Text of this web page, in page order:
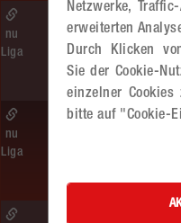
Sa. 13.06.2026 | 19:05
WU12
MADx WAT Atzgersdorf –
HIB Handball Graz
nu
Liga
Sa. 13.06.2026 | 14:30
nu
Liga
Netzwerke,
erweiterten
Durch Klicken
Sie der Cookie-
einzelner
bitte auf "Cookie-